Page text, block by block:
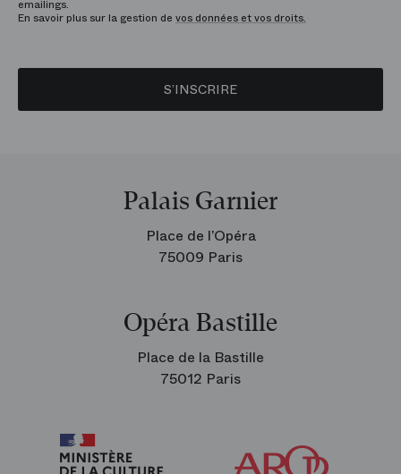
emailings.
En savoir plus sur la gestion de vos données et vos droits.
S’INSCRIRE
Palais Garnier
Place de l’Opéra
75009 Paris
Opéra Bastille
Place de la Bastille
75012 Paris